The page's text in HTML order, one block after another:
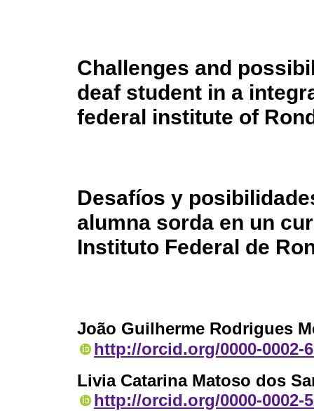
Challenges and
deaf student in a
federal institute of
Desafíos y
alumna sorda en un
Instituto Federal de
João Guilherme Rodrigues
http://orcid.org/0000-0002-
Livia Catarina Matoso dos
http://orcid.org/0000-0002-